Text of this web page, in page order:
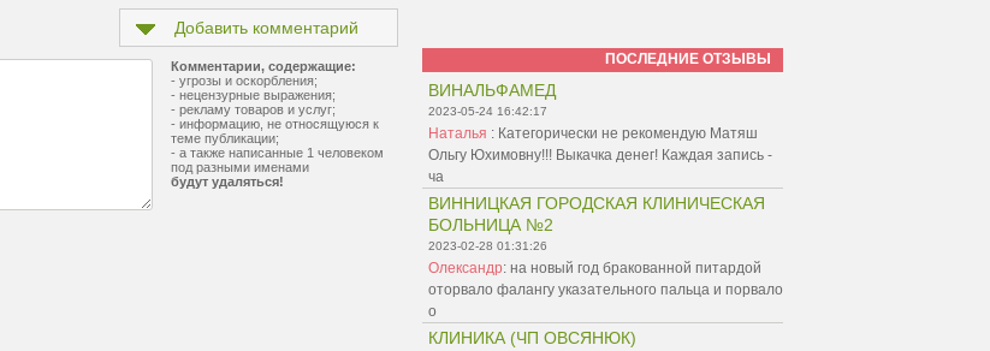
Добавить комментарий
Комментарии, содержащие:
- угрозы и оскорбления;
- нецензурные выражения;
- рекламу товаров и услуг;
- информацию, не относящуюся к
теме публикации;
- а также написанные 1 человеком
под разными именами
будут удаляться!
ПОСЛЕДНИЕ ОТЗЫВЫ
ВИНАЛЬФАМЕД
2023-05-24 16:42:17
Наталья : Категорически не рекомендую Матяш
Ольгу Юхимовну!!! Выкачка денег! Каждая запись -
ча
ВИННИЦКАЯ ГОРОДСКАЯ КЛИНИЧЕСКАЯ
БОЛЬНИЦА №2
2023-02-28 01:31:26
Олександр: на новый год бракованной питардой
оторвало фалангу указательного пальца и порвало
о
КЛИНИКА (ЧП ОВСЯНЮК)